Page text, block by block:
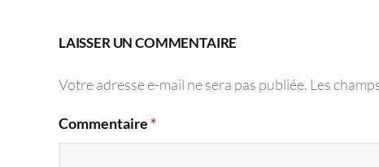
LAISSER UN COMMENTAIRE
Votre adresse e-mail ne sera pas publiée. Les
Commentaire *